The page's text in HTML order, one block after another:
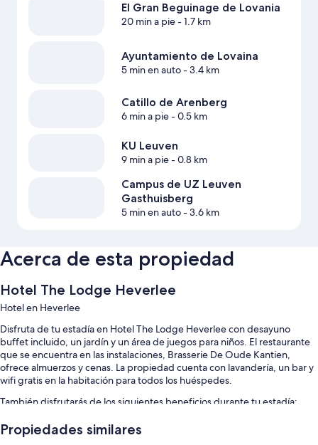
El Gran Beguinage de Lovania
20 min a pie- 1.7 km
Ayuntamiento de Lovaina
5 min en auto- 3.4 km
Catillo de Arenberg
6 min a pie- 0.5 km
KU Leuven
9 min a pie- 0.8 km
Campus de UZ Leuven
Gasthuisberg
5 min en auto- 3.6 km
Acerca de esta propiedad
Hotel The Lodge Heverlee
Hotel en Heverlee
Disfruta de tu estadía en Hotel The Lodge Heverlee con desayuno
buffet incluido, un jardín y un área de juegos para niños. El restaurante
que se encuentra en las instalaciones, Brasserie De Oude Kantien,
ofrece almuerzos y cenas. La propiedad cuenta con lavandería, un bar y
wifi gratis en la habitación para todos los huéspedes.
También disfrutarás de los siguientes beneficios durante tu estadía:
Estacionamiento con cargo, información sobre paseos en bicicleta y
estacionamiento para bicicletas
Propiedades similares